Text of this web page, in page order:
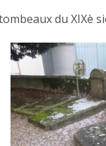
du XIXè